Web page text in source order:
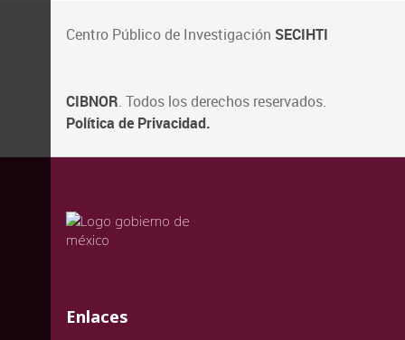
Centro Público de Investigación SECIHTI
CIBNOR. Todos los derechos reservados.
Política de Privacidad.
valida
valida
valida
Enlaces